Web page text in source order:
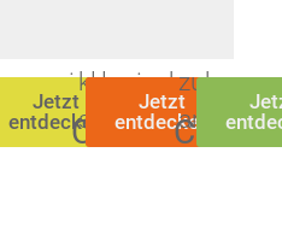
Jetzt
entdeckenCOSY
klassisch
schön.
Jetzt
entdeckenCORE
zuhause